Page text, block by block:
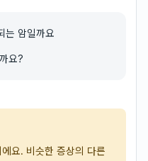
는 암일까요
요?
요. 비슷한 증상의 다른